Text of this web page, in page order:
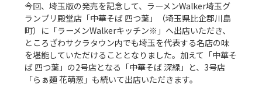
今回、埼玉版の発売を記念して、ラーメンWalker埼玉グ
ランプリ殿堂店「中華そば 四つ葉」（埼玉県比企郡川島
町）に「ラーメンWalkerキッチン※」へ出店いただき、
ところざわサクラタウン内でも埼玉を代表する名店の味
を堪能していただけることとなりました。加えて「中華そ
ば 四つ葉」の2号店となる「中華そば 深緑」と、3号店
「らぁ麺 花萌葱」も続いて出店いただきます。